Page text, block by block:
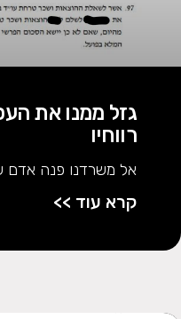
גזל ממנו את
רווחיו
אל משרדנו פנה אדם
קרא עוד >>